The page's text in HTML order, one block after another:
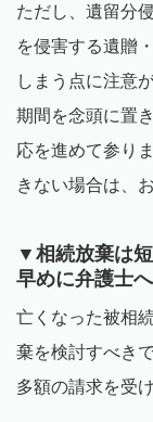
ただし、遺留分
を侵害する遺贈
しまう点に注意
期間を念頭に置
応を進めて参り
きない場合は、
▼相続放棄は
早めに弁護士
亡くなった被相
棄を検討すべき
多額の請求を受